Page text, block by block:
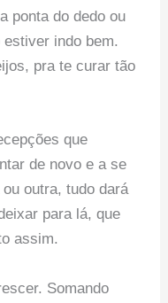
ponta do dedo ou
indo bem.
pra te curar tão
que
de novo e a se
outra, tudo dará
para lá, que
assim.
Somando